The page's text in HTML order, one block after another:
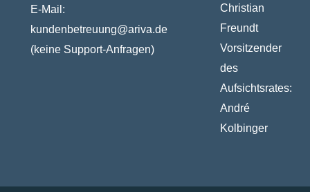
E-Mail:
kundenbetreuung@ariva.de
(keine Support-Anfragen)
Christian
Freundt
Vorsitzender
des
Aufsichtsrates:
André
Kolbinger